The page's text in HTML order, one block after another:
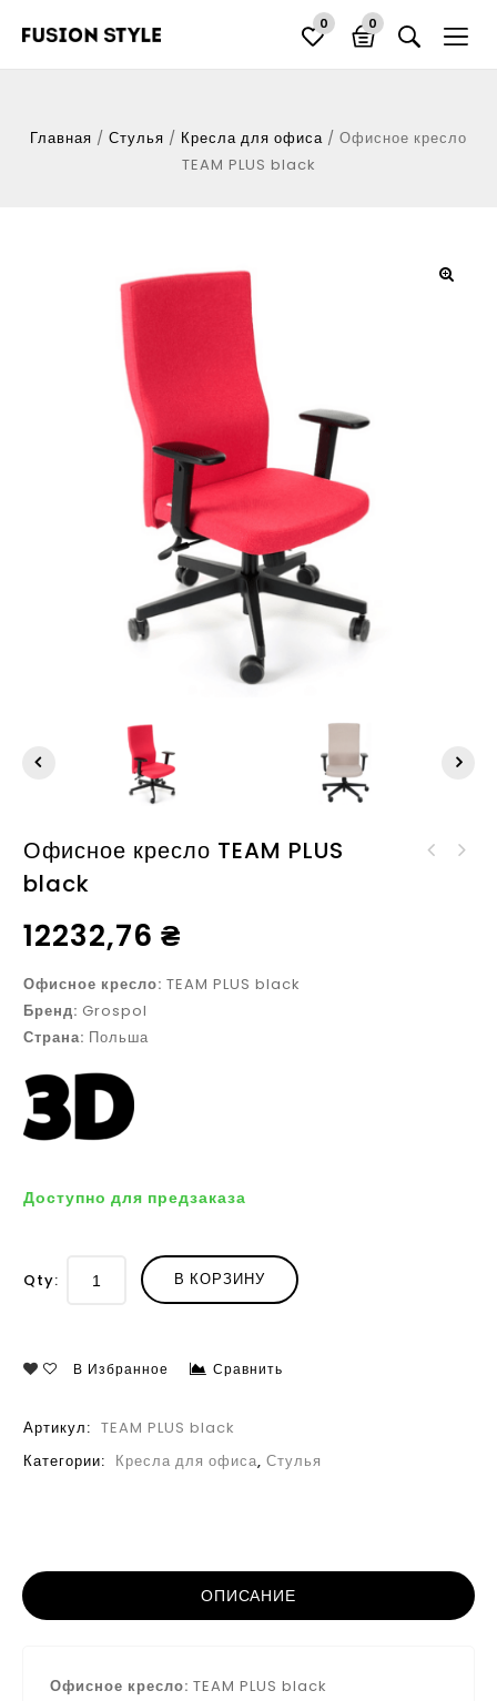
0 0
Главная / Стулья / Кресла для офиса / Офисное кресло
TEAM PLUS black
Офисное кресло TEAM PLUS
black
12232,76 ₴
Офисное кресло: TEAM PLUS black
Бренд: Grospol
Страна: Польша
Доступно для предзаказа
Qty: В КОРЗИНУ
В Избранное Сравнить
Артикул: TEAM PLUS black
Категории: Кресла для офиса, Стулья
ОПИСАНИЕ
Офисное кресло: TEAM PLUS black